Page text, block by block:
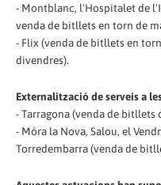
- Montblanc, l'Hospitalet de
venda de bitllets en torn de
- Flix (venda de bitllets en
divendres).
Externalització de serveis a
- Tarragona (venda de
- Móra la Nova, Salou, el
Torredembarra (venda de